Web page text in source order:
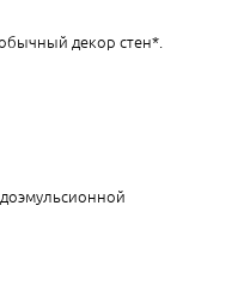
декор стен*.